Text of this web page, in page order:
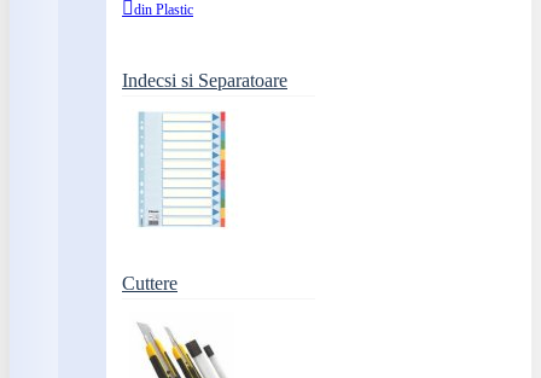
din Plastic
Indecsi si Separatoare
Cuttere